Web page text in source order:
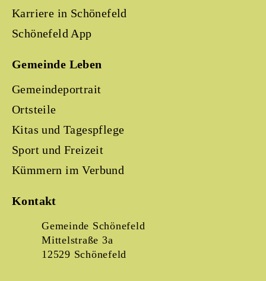
Karriere in Schönefeld
Schönefeld App
Gemeinde Leben
Gemeindeportrait
Ortsteile
Kitas und Tagespflege
Sport und Freizeit
Kümmern im Verbund
Kontakt
Gemeinde Schönefeld
Mittelstraße 3a
12529 Schönefeld